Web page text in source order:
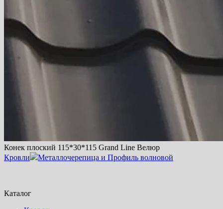
Конек плоский 115*30*115 Grand Line Велюр
Кровли
Металлочерепица и Профиль волновой
Каталог